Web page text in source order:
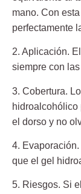
mano. Con
perfectamente
2. Aplicación.
siempre con
3. Cobertura.
hidroalcohólico
el dorso y no
4. Evaporación.
que el gel
5. Riesgos. Si